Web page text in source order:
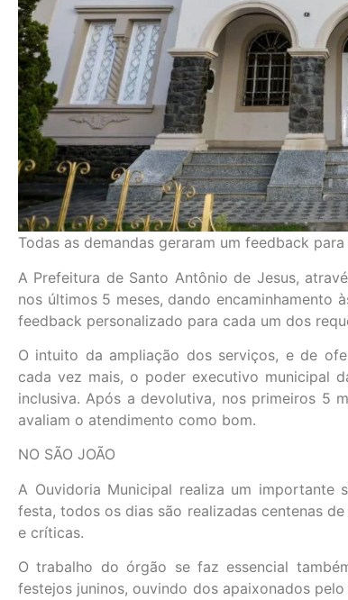
Todas as demandas geraram um feedback
A Prefeitura de Santo Antônio de Jesus,
nos últimos 5 meses, dando encaminhamento
feedback personalizado para cada um dos
O intuito da ampliação dos serviços, e de
cada vez mais, o poder executivo municipal
inclusiva. Após a devolutiva, nos primeiros 5
avaliam o atendimento como bom.
NO SÃO JOÃO
A Ouvidoria Municipal realiza um
festa, todos os dias são realizadas centenas
e críticas.
O trabalho do órgão se faz essencial
festejos juninos, ouvindo dos apaixonados